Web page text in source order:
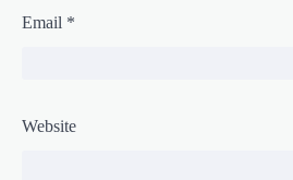
Email *
Website